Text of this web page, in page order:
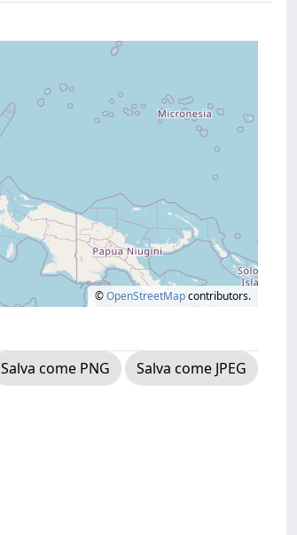
©OpenStreetMapcontributors.
Salva come PNG
Salva come JPEG